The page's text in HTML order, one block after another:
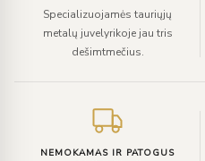
Specializuojamės tauriųjų
metalų juvelyrikoje jau tris
dešimtmečius.
NEMOKAMAS IR PATOGUS